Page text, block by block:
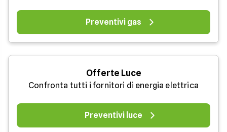
Preventivi gas
Offerte Luce
Confronta tutti i fornitori di energia elettrica
Preventivi luce